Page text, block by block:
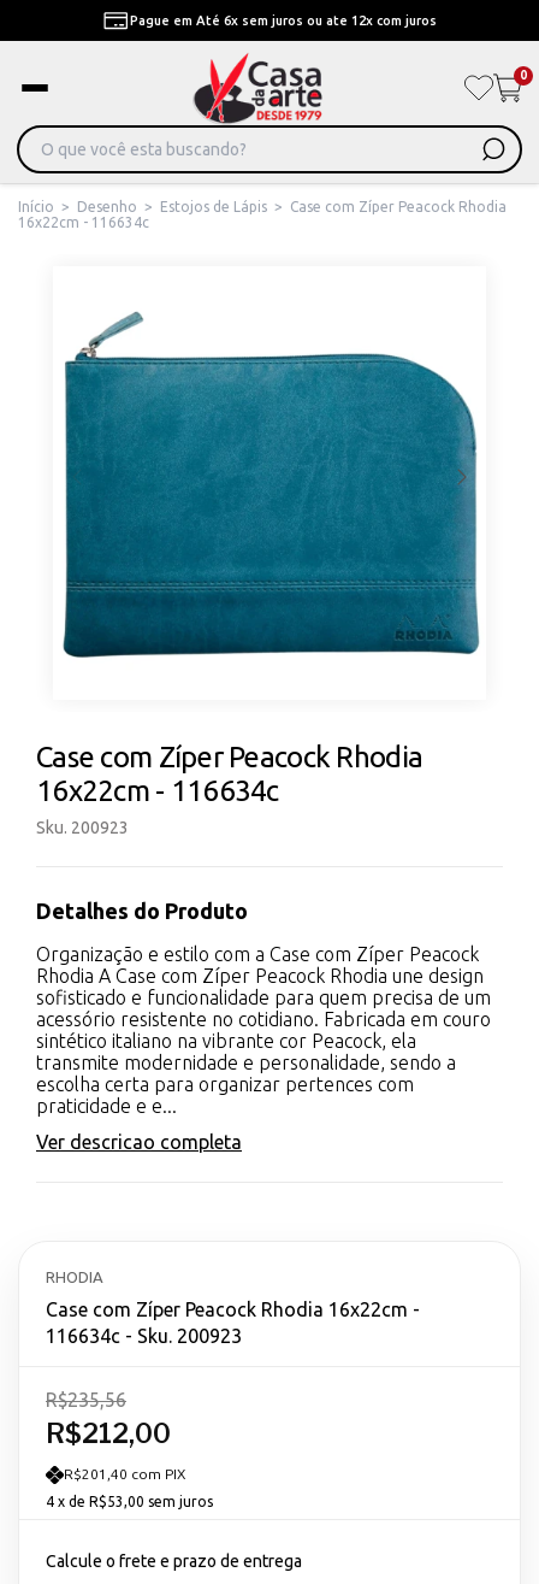
Pague em Até 6x sem juros ou ate 12x com juros
0
Início > Desenho > Estojos de Lápis >
Case com Zíper Peacock Rhodia
16x22cm - 116634c
Case com Zíper Peacock Rhodia
16x22cm - 116634c
Sku. 200923
Detalhes do Produto
Organização e estilo com a Case com Zíper Peacock
Rhodia A Case com Zíper Peacock Rhodia une design
sofisticado e funcionalidade para quem precisa de um
acessório resistente no cotidiano. Fabricada em couro
sintético italiano na vibrante cor Peacock, ela
transmite modernidade e personalidade, sendo a
escolha certa para organizar pertences com
praticidade e e...
Ver descricao completa
RHODIA
Case com Zíper Peacock Rhodia 16x22cm -
116634c - Sku. 200923
R$212,00
R$235,56
R$201,40 com PIX
4 x de R$53,00 sem juros
Calcule o frete e prazo de entrega